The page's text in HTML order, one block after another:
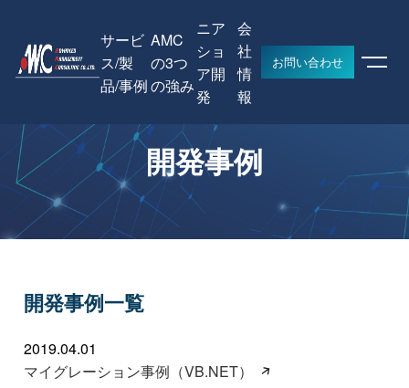
サービ
ス/製
品/事例
AMC
の3つ
の強み
ニア
ショ
ア開
発
会
社
情
報
お問い合わせ
開発事例
開発事例
開発事例一覧
2019.04.01
マイグレーション事例（VB.NET）